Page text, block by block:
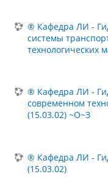
® Кафедра ЛИ -
системы
технологических
® Кафедра ЛИ -
современном
(15.03.02) ~О~З
® Кафедра ЛИ -
(15.03.02)